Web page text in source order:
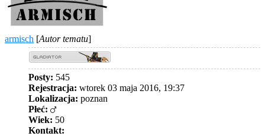
armisch [Autor tematu]
Posty: 545
Rejestracja: wtorek 03 maja 2016, 19:37
Lokalizacja: poznan
Płeć:
Wiek: 50
Kontakt: